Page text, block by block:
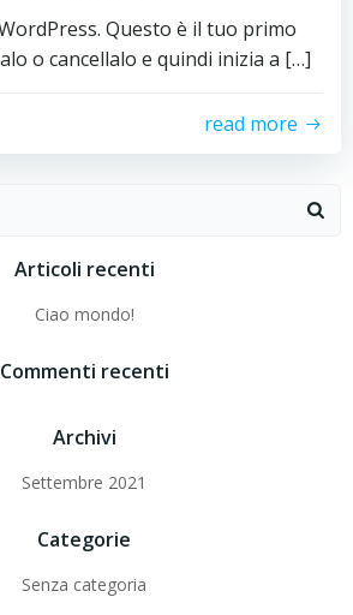
Questo è il tuo primo
o cancellalo e quindi inizia a […]
read more
Articoli recenti
Ciao mondo!
Commenti recenti
Archivi
Settembre 2021
Categorie
Senza categoria